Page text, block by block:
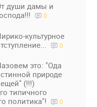
души дамы и
0
культурное
0
это: "Ода
природе
(!!!)
типичного
политика"!
0